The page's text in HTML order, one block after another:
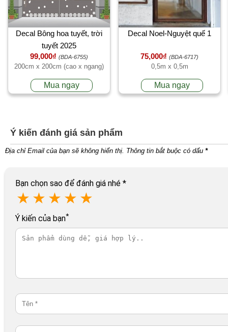
Decal Bông hoa tuyết, trời
tuyết 2025
99,000₫ (BDA-6755)
200cm x 200cm (cao x ngang)
Mua ngay
Decal Noel-Nguyệt quế 1
75,000₫ (BDA-6717)
0,5m x 0,5m
Mua ngay
Ý kiến đánh giá sản phẩm
Địa chỉ Email của bạn sẽ không hiển thị. Thông tin bắt buộc có dấu *
Bạn chọn sao để đánh giá nhé *
★ ★ ★ ★ ★
Ý kiến của bạn*